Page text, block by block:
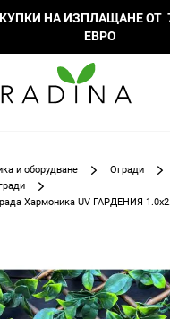
НА ИЗПЛАЩАНЕ ОТ
ЕВРО
и оборудване
Огради
Хармоника UV ГАРДЕНИЯ